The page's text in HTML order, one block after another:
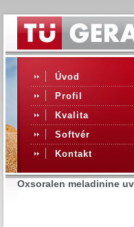
Úvod
Profil
Kvalita
Softvér
Kontakt
Oxsoralen meladinine